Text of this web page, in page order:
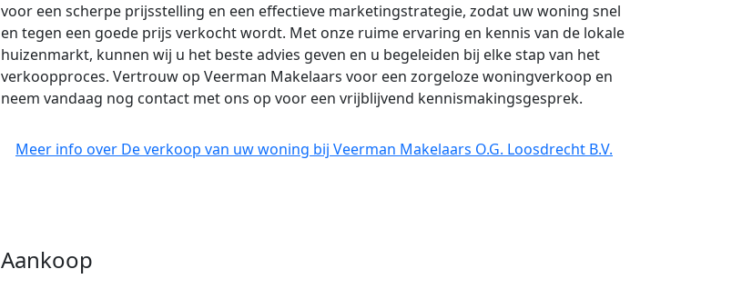
voor een scherpe prijsstelling en een effectieve marketingstrategie, zodat uw woning snel
en tegen een goede prijs verkocht wordt. Met onze ruime ervaring en kennis van de lokale
huizenmarkt, kunnen wij u het beste advies geven en u begeleiden bij elke stap van het
verkoopproces. Vertrouw op Veerman Makelaars voor een zorgeloze woningverkoop en
neem vandaag nog contact met ons op voor een vrijblijvend kennismakingsgesprek.
Meer info over De verkoop van uw woning bij Veerman Makelaars O.G. Loosdrecht B.V.
Aankoop